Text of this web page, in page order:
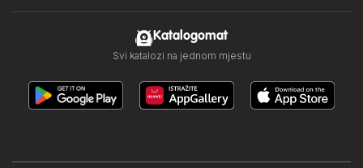
Katalogomat
Svi katalozi na jednom mjestu